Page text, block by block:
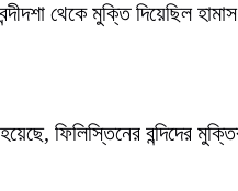
থেকে মুক্তি দিয়েছিল
ফিলিস্তিনের বন্দিদের